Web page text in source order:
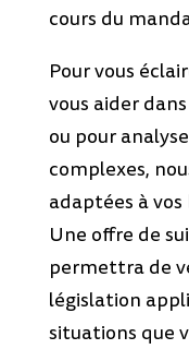
cours du
Pour vous
vous aider
ou pour
complexes,
adaptées à vos
Une offre de
permettra de
législation
situations que